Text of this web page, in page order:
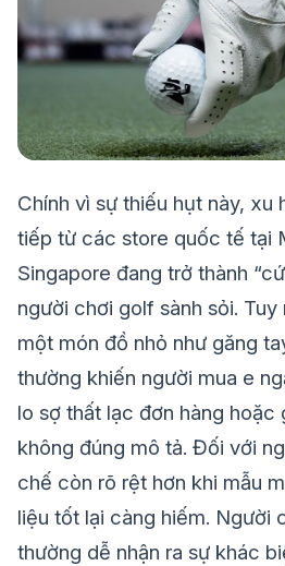
Chính vì sự thiếu hụt này, xu
tiếp từ các store quốc tế tại
Singapore đang trở thành
người chơi golf sành sỏi.
một món đồ nhỏ như găng
thường khiến người mua e
lo sợ thất lạc đơn hàng hoặc
không đúng mô tả. Đối với
chế còn rõ rệt hơn khi mẫu
liệu tốt lại càng hiếm. Người
thường dễ nhận ra sự khác